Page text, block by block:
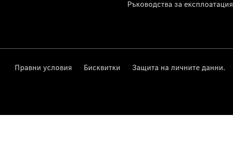
Ръководства за експлоатация
Правни условия Бисквитки Защита на личните данни.